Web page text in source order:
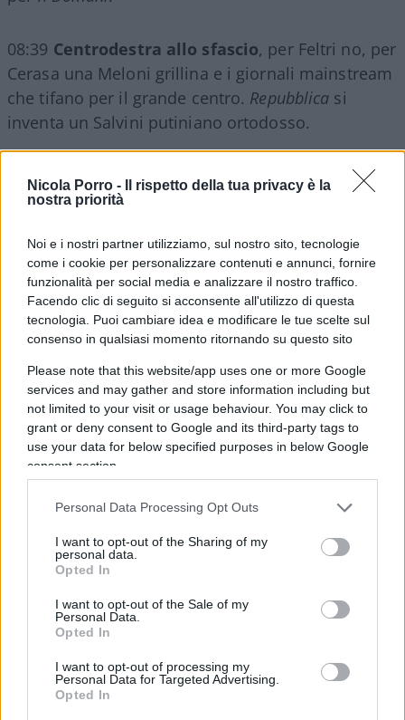
Nicola Porro -
Il rispetto della tua privacy è la
nostra priorità
Noi e i nostri partner utilizziamo, sul nostro sito, tecnologie
come i cookie per personalizzare contenuti e annunci, fornire
funzionalità per social media e analizzare il nostro traffico.
Facendo clic di seguito si acconsente all'utilizzo di questa
tecnologia. Puoi cambiare idea e modificare le tue scelte sul
consenso in qualsiasi momento ritornando su questo sito
Please note that this website/app uses one or more Google
services and may gather and store information including but
not limited to your visit or usage behaviour. You may click to
grant or deny consent to Google and its third-party tags to
use your data for below specified purposes in below Google
consent section.
Personal Data Processing Opt Outs
I want to opt-out of the Sharing of my
personal data.
Opted In
I want to opt-out of the Sale of my
Personal Data.
Opted In
I want to opt-out of processing my
Personal Data for Targeted Advertising.
Opted In
08:39 Centrodestra allo sfascio, per Feltri no, per
Cerasa una Meloni grillina e i giornali mainstream
che tifano per il grande centro. Repubblica si
inventa un Salvini putiniano ortodosso.
12:50Caso Eni, una storiaccia giudiziaria
14:15Covid,ci prendono in giro sulle riaperture
questi non mollano. E poi la fake dell’obbligo
mascherina tolta all’aperto…
16:57 Il liberal Calenda che ama i pugni chiusi…
17:22 Parola ai commensali.
18:25 Sta per tornareLa Ripartenza
, la festa del
nostro sito. Quest’anno con un doppio
appuntamento: il 14 aprile a Miami e il 16-17
237